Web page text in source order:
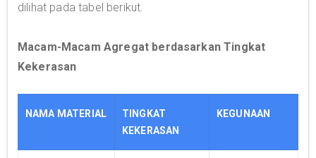
dilihat pada tabel berikut.
Macam-Macam Agregat berdasarkan Tingkat
Kekerasan
NAMA MATERIAL
TINGKAT
KEKERASAN
KEGUNAAN